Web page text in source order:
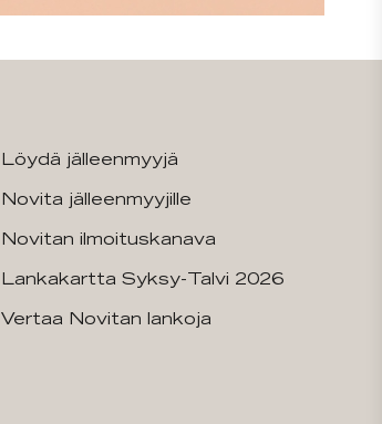
Löydä jälleenmyyjä
Novita jälleenmyyjille
Novitan ilmoituskanava
Lankakartta Syksy-Talvi 2026
Vertaa Novitan lankoja